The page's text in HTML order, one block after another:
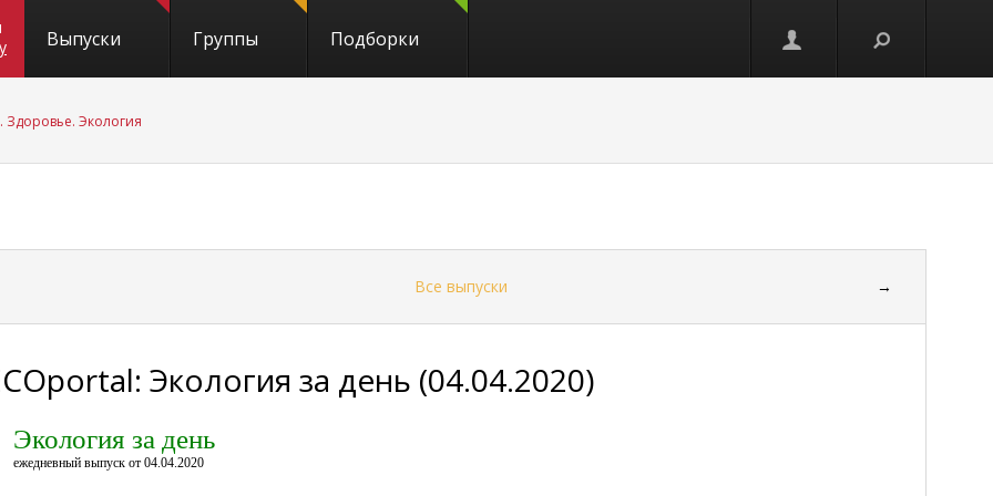
Выпуски Группы Подборки
Здоровье. Экология
Все выпуски →
Экология за день (04.04.2020)
Экология за день
ежедневный выпуск от 04.04.2020